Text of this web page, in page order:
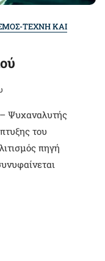
ΤΕΧΝΗ ΚΑΙ
Ψυχαναλυτής
του
πηγή